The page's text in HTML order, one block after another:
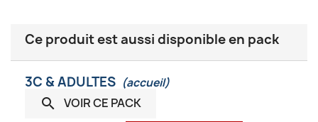
Ce produit est aussi disponible en pack
3C & ADULTES (accueil)
 VOIR CE PACK